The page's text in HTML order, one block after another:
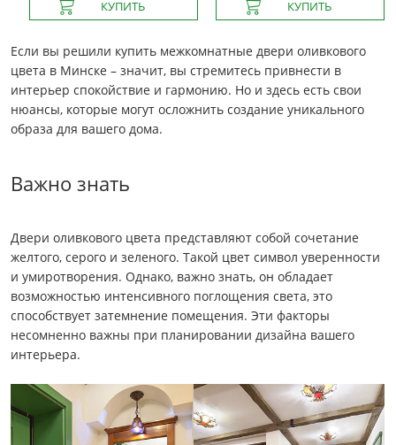
Если вы решили купить межкомнатные двери оливкового
цвета в Минске – значит, вы стремитесь привнести в
интерьер спокойствие и гармонию. Но и здесь есть свои
нюансы, которые могут осложнить создание уникального
образа для вашего дома.
Важно знать
Двери оливкового цвета представляют собой сочетание
желтого, серого и зеленого. Такой цвет символ уверенности
и умиротворения. Однако, важно знать, он обладает
возможностью интенсивного поглощения света, это
способствует затемнение помещения. Эти факторы
несомненно важны при планировании дизайна вашего
интерьера.